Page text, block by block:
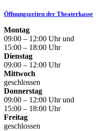
Öffnungszeiten der Theaterkasse
Montag
09:00 – 12:00 Uhr und
15:00 – 18:00 Uhr
Dienstag
09:00 – 12:00 Uhr
Mittwoch
geschlossen
Donnerstag
09:00 – 12:00 Uhr und
15:00 – 18:00 Uhr
Freitag
geschlossen